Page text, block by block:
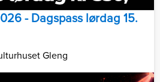
- Dagspass lørdag 15.
Gleng